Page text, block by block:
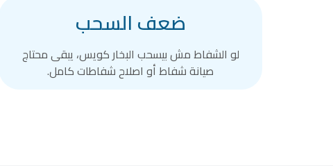
ضعف السحب
لو الشفاط مش بيسحب البخار كويس، يبقى محتاج
صيانة شفاط أو اصلاح شفاطات كامل.